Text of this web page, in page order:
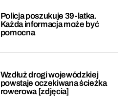
Policja poszukuje 39-latka.
Każda informacja może być
pomocna
Wzdłuż drogi wojewódzkiej
powstaje oczekiwana ścieżka
rowerowa [zdjęcia]